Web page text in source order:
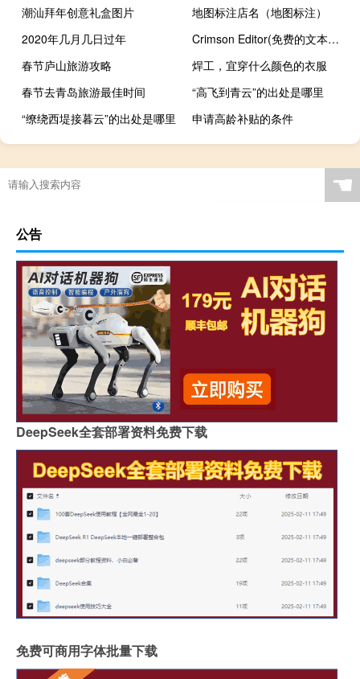
潮汕拜年创意礼盒图片
地图标注店名（地图标注）
2020年几月几日过年
Crimson Editor(免费的文本编辑器) V3.7.2 官方安装版（Crimson Editor(免费的文本编辑器) V3.7.2 官方安装版功能简介）
春节庐山旅游攻略
焊工，宜穿什么颜色的衣服
春节去青岛旅游最佳时间
“高飞到青云”的出处是哪里
“缭绕西堤接暮云”的出处是哪里
申请高龄补贴的条件
☚
公告
DeepSeek全套部署资料免费下载
免费可商用字体批量下载